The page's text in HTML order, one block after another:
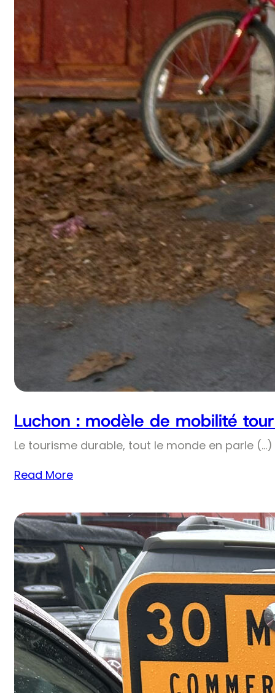
Luchon : modèle de mobilité
Le tourisme durable, tout le monde en parle
Read More